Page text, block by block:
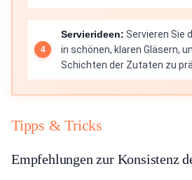
Servierideen: Servieren Sie
in schönen, klaren Gläsern,
Schichten der Zutaten zu
Tipps & Tricks
Empfehlungen zur Konsistenz